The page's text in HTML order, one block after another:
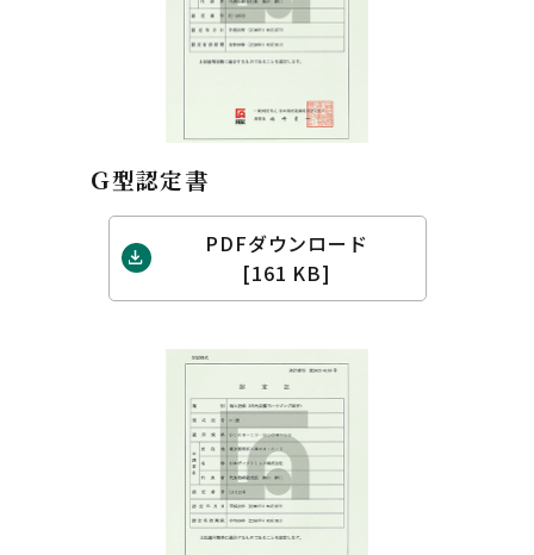
Ｇ型認定書
PDFダウンロード
[161 KB]